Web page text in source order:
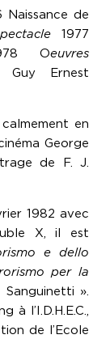
Naissance de
1977
Oeuvres
Ernest
en
George
de F. J.
1982 avec
X, il est
e dello
per la
».
à l’I.D.H.E.C.,
de l’Ecole